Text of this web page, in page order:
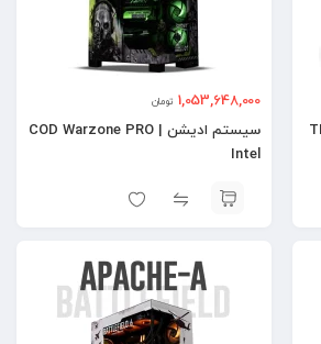
1,053,648,000 تومان
سیستم ادیشن | COD Warzone PRO
Intel